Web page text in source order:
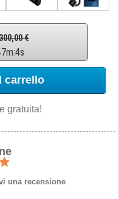
€
m:3s
carrello
gratuita!
una recensione